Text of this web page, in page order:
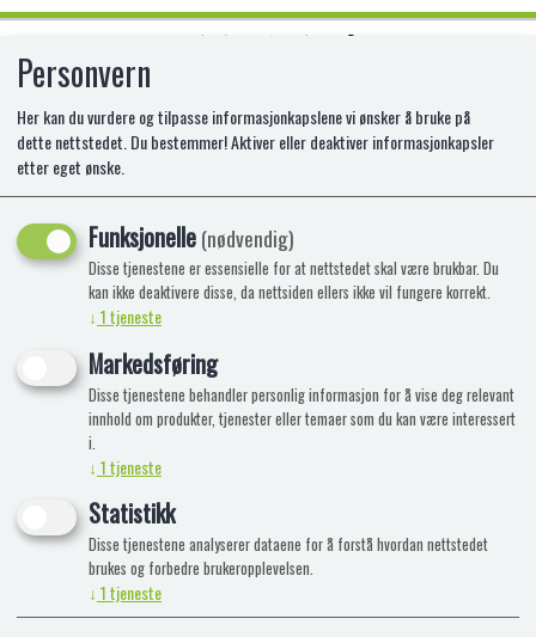
GUESS WHO (DK/NO)
EX-5857380
Personvern
Her kan du vurdere og tilpasse informasjonkapslene vi ønsker å bruke på
dette nettstedet. Du bestemmer! Aktiver eller deaktiver informasjonkapsler
etter eget ønske.
Funksjonelle(nødvendig)
Disse tjenestene er essensielle for at nettstedet skal være brukbar. Du
kan ikke deaktivere disse, da nettsiden ellers ikke vil fungere korrekt.
↓ 1tjeneste
Markedsføring
Disse tjenestene behandler personlig informasjon for å vise deg relevant
innhold om produkter, tjenester eller temaer som du kan være interessert
i.
↓ 1tjeneste
Statistikk
Disse tjenestene analyserer dataene for å forstå hvordan nettstedet
brukes og forbedre brukeropplevelsen.
↓ 1tjeneste